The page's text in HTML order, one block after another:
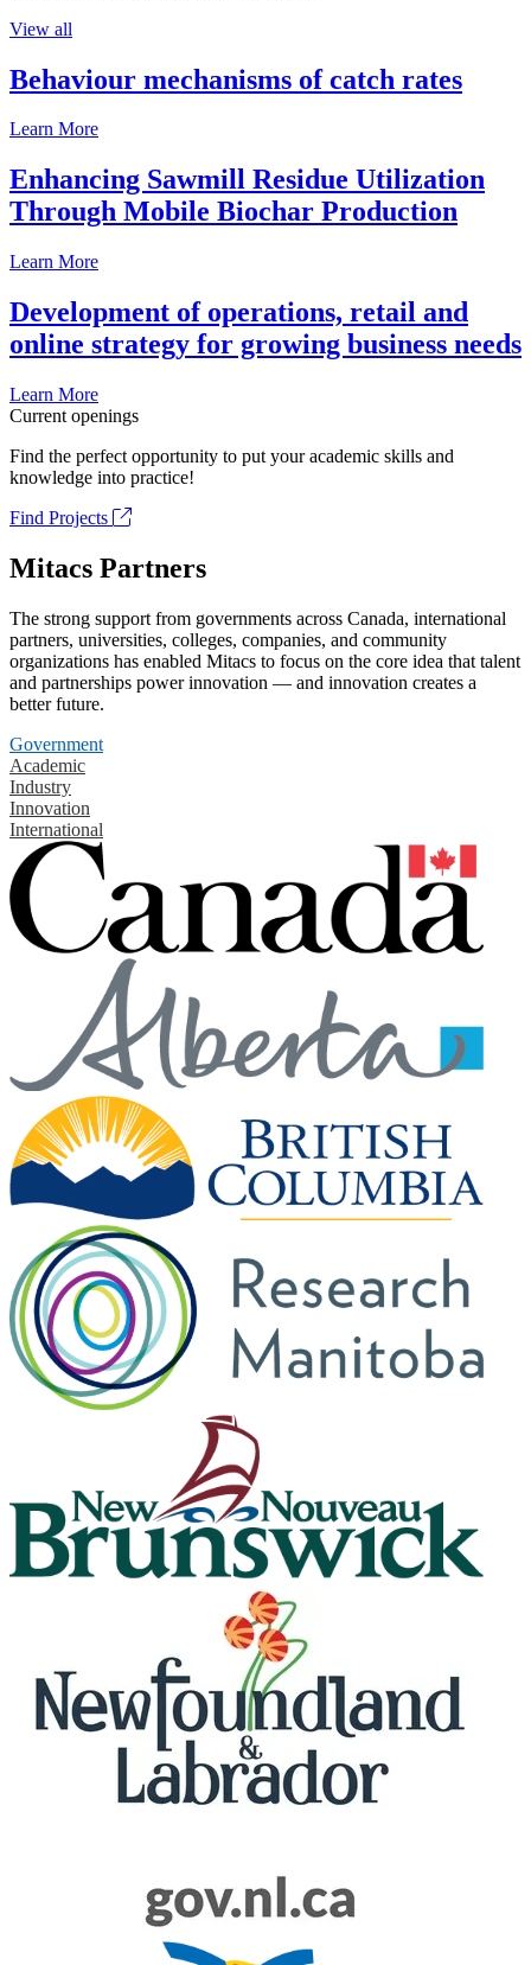
View all
Behaviour mechanisms of catch rates
Learn More
Enhancing Sawmill Residue Utilization
Through Mobile Biochar Production
Learn More
Development of operations, retail and
online strategy for growing business needs
Learn More
Current openings
Find the perfect opportunity to put your academic skills and
knowledge into practice!
Find Projects
Mitacs Partners
The strong support from governments across Canada, international
partners, universities, colleges, companies, and community
organizations has enabled Mitacs to focus on the core idea that talent
and partnerships power innovation — and innovation creates a
better future.
Government
Academic
Industry
Innovation
International